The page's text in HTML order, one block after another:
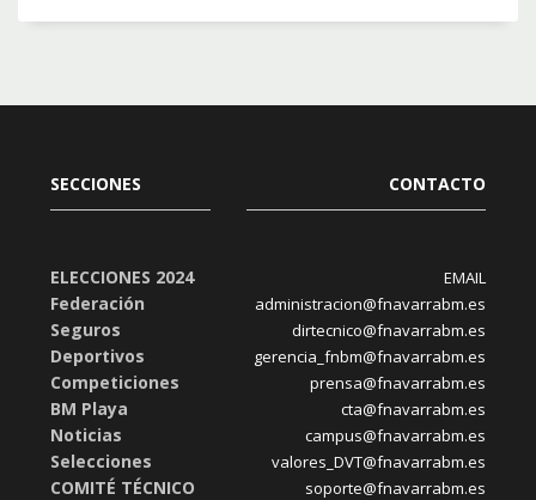
SECCIONES
ELECCIONES 2024
Federación
Seguros
Deportivos
Competiciones
BM Playa
Noticias
Selecciones
COMITÉ TÉCNICO
CONTACTO
EMAIL
administracion@fnavarrabm.es
dirtecnico@fnavarrabm.es
gerencia_fnbm@fnavarrabm.es
prensa@fnavarrabm.es
cta@fnavarrabm.es
campus@fnavarrabm.es
valores_DVT@fnavarrabm.es
soporte@fnavarrabm.es